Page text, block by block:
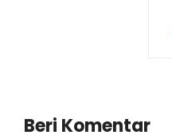
Beri Komentar